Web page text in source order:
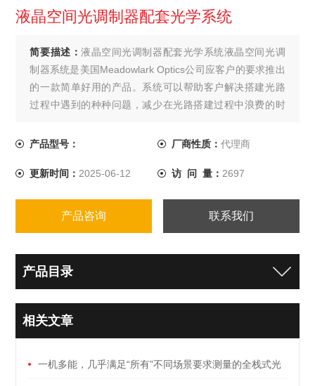
液晶空间光调制器配套光学系统
简要描述：液晶空间光调制器配套光学系统液晶空间光调
制器系统是美国Meadowlark Optics公司应客户的要求推出
的一款简单好用的产品。系统可以帮助客户解决搭建光路
过程中遇到的种种问题，减少在光路搭建过程中浪费的时
产品型号：
厂商性质： 代理商
更新时间： 2025-06-12 访 问 量： 2697
产品咨询 联系我们
产品目录
相关文章
一机多能，几乎满足“所有”不同场景要求测量的全栈式光